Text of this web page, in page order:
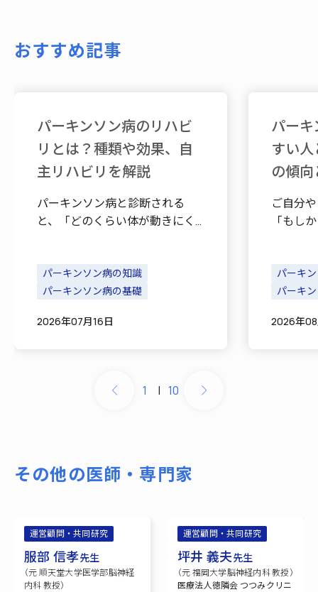
おすすめ記事
パーキンソン病のリハビ
リとは？種類や効果、自
主リハビリを解説
パーキンソン病と診断される
と、「どのくらい体が動きにく
いか」と不安に感じる患者さま
やご家族は少なくないでしょ
は、薬物療法に加えてリハビリ
パーキンソン病の知識
パーキンソン病の基礎
2026年07月16日
パー
すい
の傾
ご自分
「もし
ン病に
かもし
いため
パーキ
パーキ
2026年
1 | 10
その他の医師・専門家
運営顧問・共同研究
服部 信孝先生
（元 順天堂大学医学部脳神経
内科 教授）
運営顧問・共同研究
坪井 義夫先生
（元 福岡大学脳神経内科 教授）
医療法人徳隣会 つつみクリニ